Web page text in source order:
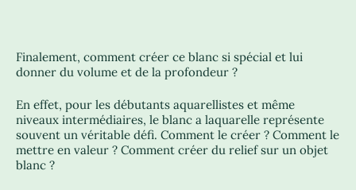
Finalement, comment créer ce blanc si spécial et lui
donner du volume et de la profondeur ?
En effet, pour les débutants aquarellistes et même
niveaux intermédiaires, le blanc a laquarelle représente
souvent un véritable défi. Comment le créer ? Comment le
mettre en valeur ? Comment créer du relief sur un objet
blanc ?